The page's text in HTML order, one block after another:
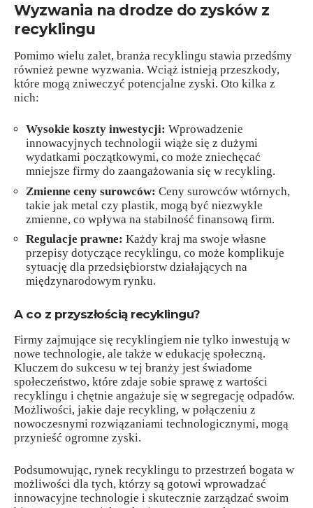
Wyzwania na drodze do zysków z
recyklingu
Pomimo wielu zalet, branża recyklingu stawia przedśmy
również pewne wyzwania. Wciąż istnieją przeszkody,
które mogą zniweczyć potencjalne zyski. Oto kilka z
nich:
Wysokie koszty inwestycji: Wprowadzenie
innowacyjnych technologii wiąże się z dużymi
wydatkami początkowymi, co może zniechęcać
mniejsze firmy do zaangażowania się w recykling.
Zmienne ceny surowców: Ceny surowców wtórnych,
takie jak metal czy plastik, mogą być niezwykle
zmienne, co wpływa na stabilność finansową firm.
Regulacje prawne: Każdy kraj ma swoje własne
przepisy dotyczące recyklingu, co może komplikuje
sytuację dla przedsiębiorstw działających na
międzynarodowym rynku.
A co z przyszłością recyklingu?
Firmy zajmujące się recyklingiem nie tylko inwestują w
nowe technologie, ale także w edukację społeczną.
Kluczem do sukcesu w tej branży jest świadome
społeczeństwo, które zdaje sobie sprawę z wartości
recyklingu i chętnie angażuje się w segregację odpadów.
Możliwości, jakie daje recykling, w połączeniu z
nowoczesnymi rozwiązaniami technologicznymi, mogą
przynieść ogromne zyski.
Podsumowując, rynek recyklingu to przestrzeń bogata w
możliwości dla tych, którzy są gotowi wprowadzać
innowacyjne technologie i skutecznie zarządzać swoim